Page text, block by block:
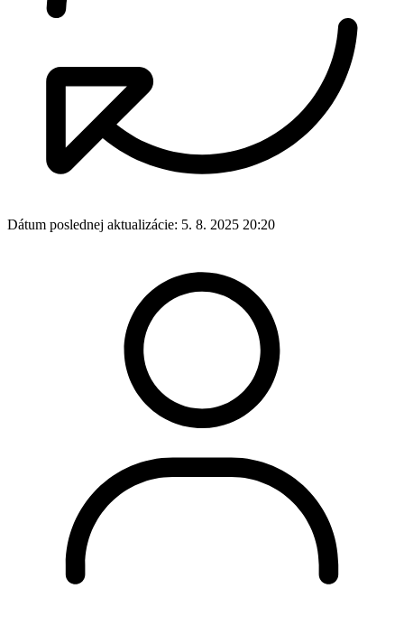
Dátum poslednej aktualizácie: 5. 8. 2025 20:20